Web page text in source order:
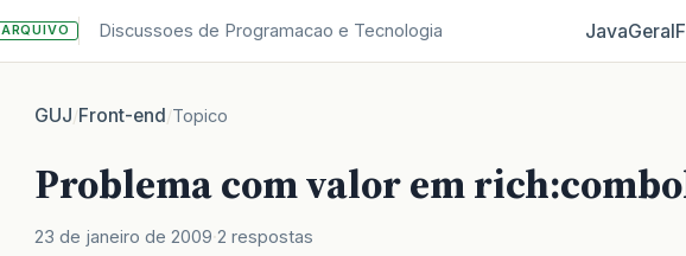
ARQUIVO Discussoes de Programacao e Tecnologia JavaGeral
GUJ/Front-end/Topico
Problema com valor em
23 de janeiro de 2009 2 respostas